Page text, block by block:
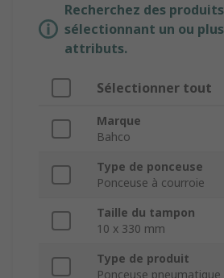
Recherchez des
sélectionnant un ou
attributs.
Sélectionner tout
Marque
Bahco
Type de ponceuse
Ponceuse à courroie
Taille du tampon
10 x 330 mm
Type de produit
Ponceuse pneumatique